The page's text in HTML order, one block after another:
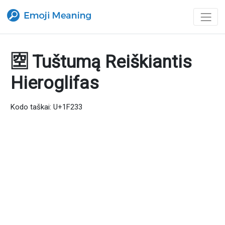
🈳 Tuštumą Reiškiantis
Hieroglifas
Kodo taškai: U+1F233